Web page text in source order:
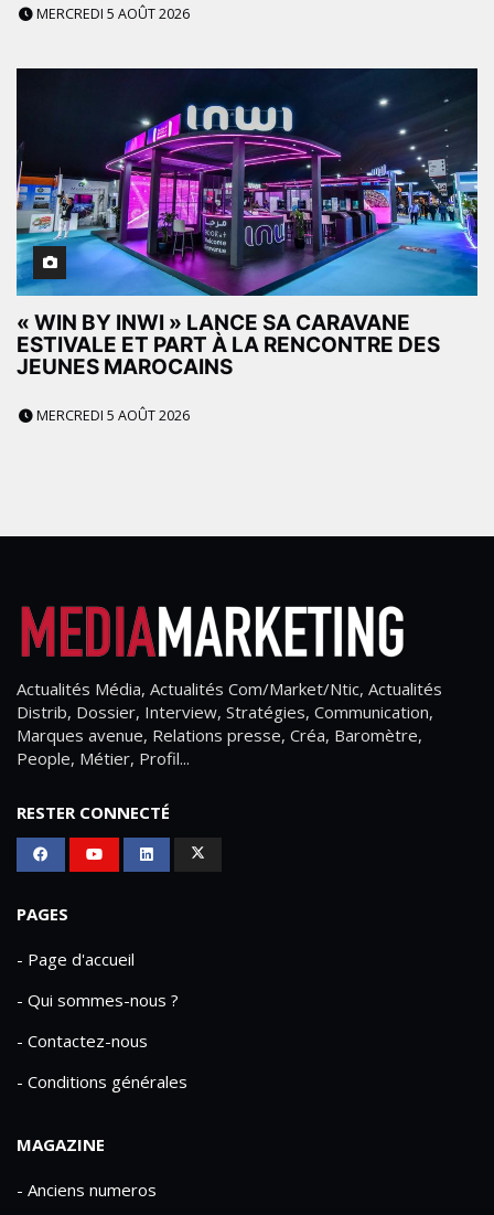
MERCREDI 5 AOÛT 2026
« WIN BY INWI » LANCE SA CARAVANE
ESTIVALE ET PART À LA RENCONTRE DES
JEUNES MAROCAINS
MERCREDI 5 AOÛT 2026
Actualités Média, Actualités Com/Market/Ntic, Actualités
Distrib, Dossier, Interview, Stratégies, Communication,
Marques avenue, Relations presse, Créa, Baromètre,
People, Métier, Profil...
RESTER CONNECTÉ
PAGES
- Page d'accueil
- Qui sommes-nous ?
- Contactez-nous
- Conditions générales
MAGAZINE
- Anciens numeros